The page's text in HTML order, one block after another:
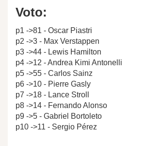
Voto:
p1 ->81 - Oscar Piastri
p2 ->3 - Max Verstappen
p3 ->44 - Lewis Hamilton
p4 ->12 - Andrea Kimi Antonelli
p5 ->55 - Carlos Sainz
p6 ->10 - Pierre Gasly
p7 ->18 - Lance Stroll
p8 ->14 - Fernando Alonso
p9 ->5 - Gabriel Bortoleto
p10 ->11 - Sergio Pérez